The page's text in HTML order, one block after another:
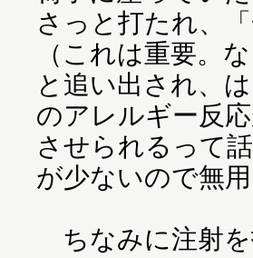
さっと打たれ、
（これは重要。
と追い出され、
のアレルギー反
させられるって
が少ないので無
ちなみに注射を